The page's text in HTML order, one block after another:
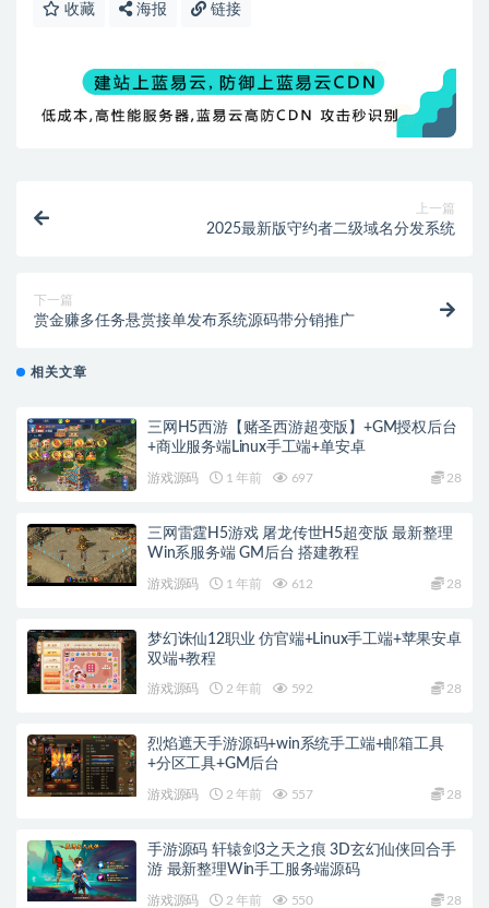
收藏 海报 链接
上一篇
2025最新版守约者二级域名分发系统
下一篇
赏金赚多任务悬赏接单发布系统源码带分销推广
相关文章
三网H5西游【赌圣西游超变版】+GM授权后台
+商业服务端Linux手工端+单安卓
游戏源码 1 年前 697 28
三网雷霆H5游戏 屠龙传世H5超变版 最新整理
Win系服务端 GM后台 搭建教程
游戏源码 1 年前 612 28
梦幻诛仙12职业 仿官端+Linux手工端+苹果安卓
双端+教程
游戏源码 2 年前 592 28
烈焰遮天手游源码+win系统手工端+邮箱工具
+分区工具+GM后台
游戏源码 2 年前 557 28
手游源码 轩辕剑3之天之痕 3D玄幻仙侠回合手
游 最新整理Win手工服务端源码
游戏源码 2 年前 550 28